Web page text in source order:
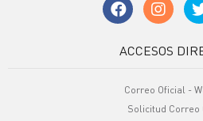
ACCESOS
Correo Oficial -
Solicitud Correo